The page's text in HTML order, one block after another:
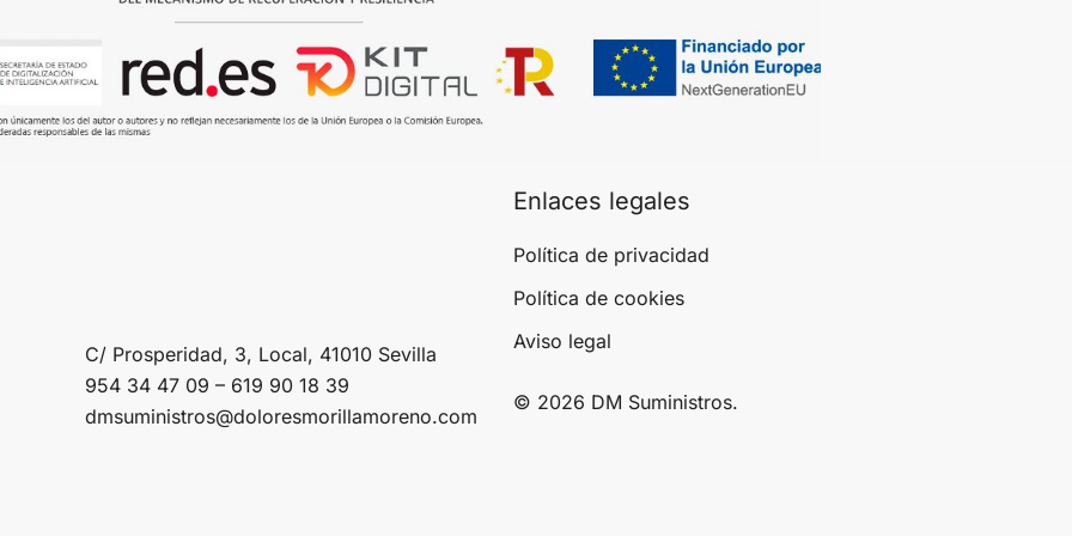
C/ Prosperidad, 3, Local, 41010 Sevilla
954 34 47 09 – 619 90 18 39
dmsuministros@doloresmorillamoreno.com
Enlaces legales
Política de privacidad
Política de cookies
Aviso legal
© 2026 DM Suministros.